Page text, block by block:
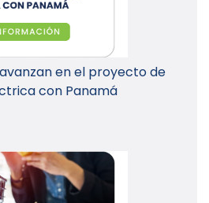
en el proyecto de
con Panamá